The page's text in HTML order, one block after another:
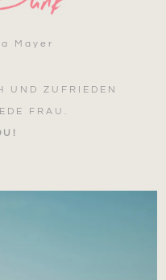
Mayer
UND ZUFRIEDEN
FRAU.